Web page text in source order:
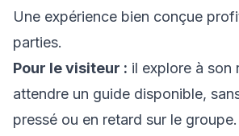
Une expérience bien conçue
parties.
Pour le visiteur : il explore à son
attendre un guide disponible,
pressé ou en retard sur le